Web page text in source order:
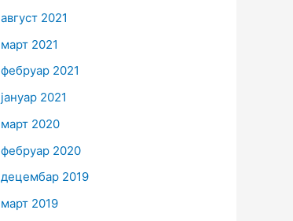
август 2021
март 2021
фебруар 2021
јануар 2021
март 2020
фебруар 2020
децембар 2019
март 2019